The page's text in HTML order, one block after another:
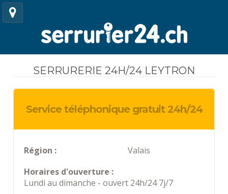
SERRURERIE 24H/24 LEYTRON
Service téléphonique gratuit 24h/24
Région :
Valais
Horaires d'ouverture :
Lundi au dimanche - ouvert 24h/24 7j/7